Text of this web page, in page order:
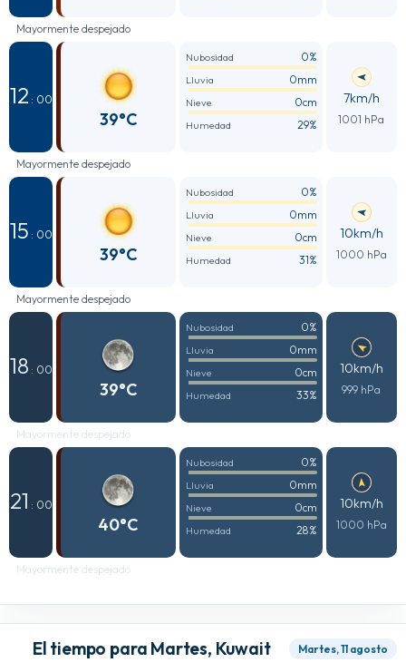
Mayormente despejado
12 : 00
39°C
Nubosidad 0%
Lluvia 0mm
Nieve 0cm
Humedad 29%
7km/h
1001 hPa
Mayormente despejado
15 : 00
39°C
Nubosidad 0%
Lluvia 0mm
Nieve 0cm
Humedad 31%
10km/h
1000 hPa
Mayormente despejado
18 : 00
39°C
Nubosidad 0%
Lluvia 0mm
Nieve 0cm
Humedad 33%
10km/h
999 hPa
Mayormente despejado
21 : 00
40°C
Nubosidad 0%
Lluvia 0mm
Nieve 0cm
Humedad 28%
10km/h
1000 hPa
Mayormente despejado
El tiempo para Martes, Kuwait Martes, 11 agosto